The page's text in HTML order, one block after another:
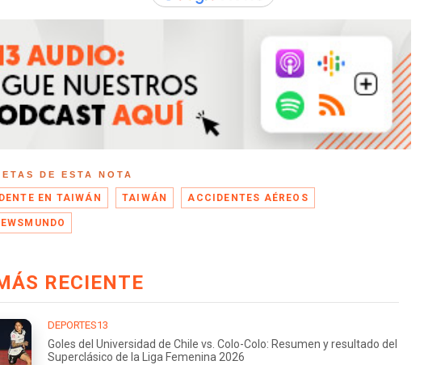
DE ESTA NOTA
EN TAIWÁN TAIWÁN ACCIDENTES AÉREOS
RECIENTE
DEPORTES13
Goles del Universidad de Chile vs. Colo-Colo: Resumen y resultado del
Superclásico de la Liga Femenina 2026